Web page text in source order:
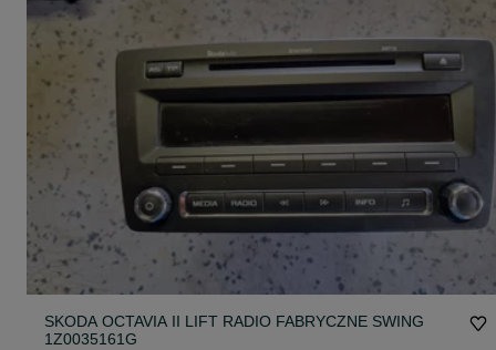
SKODA OCTAVIA II LIFT RADIO FABRYCZNE SWING
1Z0035161G